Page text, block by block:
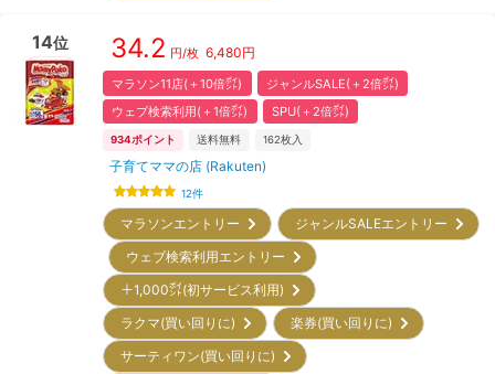
14位 34.2 円/枚 6,480円
マラソン11店(＋10倍㌽)
ジャンルSALE(＋2倍㌽)
ウェブ検索利用(＋1倍㌽)
SPU(＋2倍㌽)
934ポイント 送料無料 162枚入
子育てママの店 (Rakuten)
12件
マラソンエントリー
ジャンルSALEエントリー
ウェブ検索利用エントリー
＋1,000㌽(初サービス利用)
ラクマ(買い回りに)
楽券(買い回りに)
サーティワン(買い回りに)